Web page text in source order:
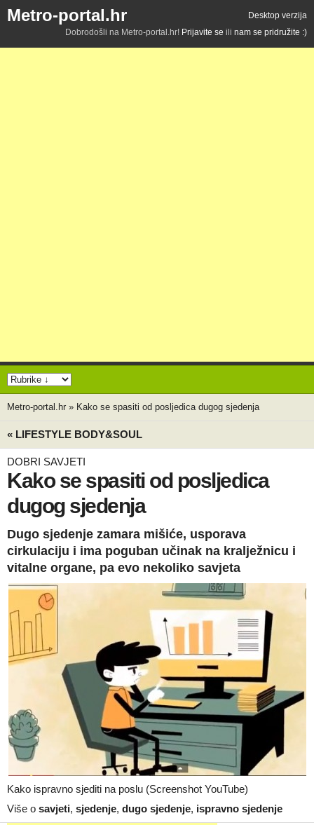
Metro-portal.hr
Desktop verzija
Dobrodošli na Metro-portal.hr! Prijavite se ili nam se pridružite :)
Metro-portal.hr » Kako se spasiti od posljedica dugog sjedenja
« LIFESTYLE BODY&SOUL
DOBRI SAVJETI
Kako se spasiti od posljedica
dugog sjedenja
Dugo sjedenje zamara mišiće, usporava
cirkulaciju i ima poguban učinak na kralježnicu i
vitalne organe, pa evo nekoliko savjeta
Kako ispravno sjediti na poslu (Screenshot YouTube)
Više o savjeti, sjedenje, dugo sjedenje, ispravno sjedenje